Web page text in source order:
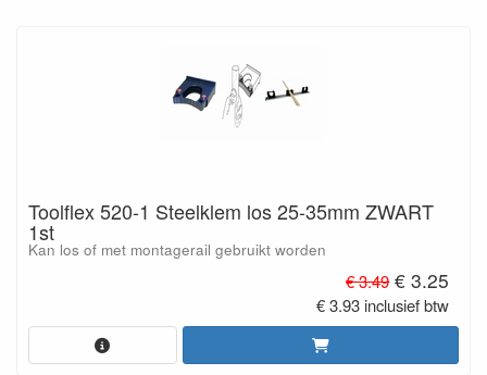
Toolflex 520-1 Steelklem los 25-35mm ZWART
1st
Kan los of met montagerail gebruikt worden
€ 3.49€ 3.25
€ 3.93 inclusief btw